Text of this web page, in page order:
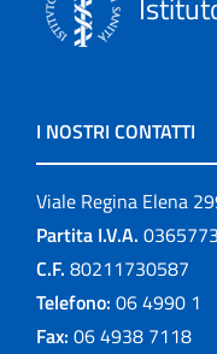
I NOSTRI CONTATTI
Viale Regina Elena
Partita I.V.A.
C.F. 80211730587
Telefono: 06 4990 1
Fax: 06 4938 7118